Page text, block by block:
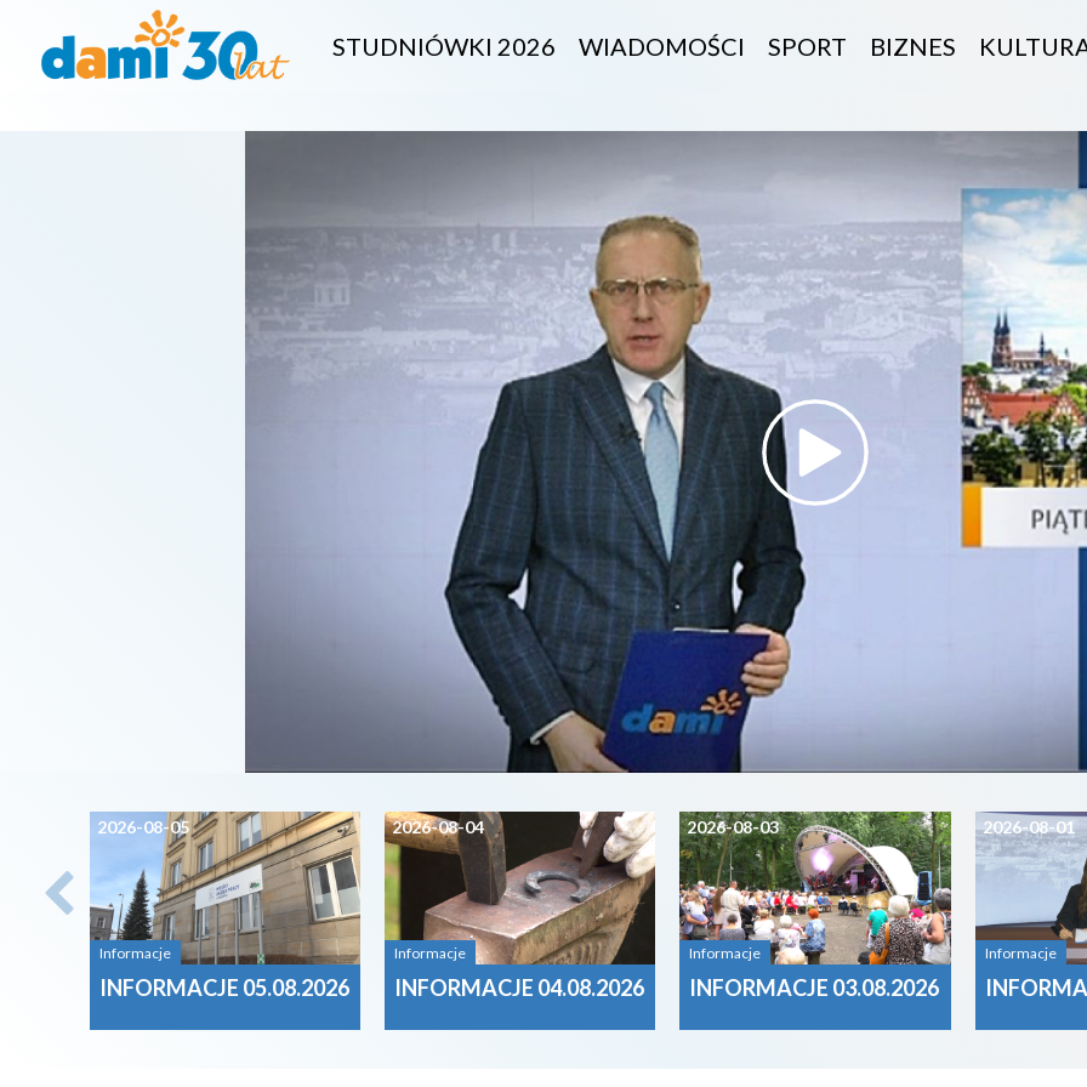
STUDNIÓWKI 2026 WIADOMOŚCI SPORT BIZNES
2026-08-05
Informacje
INFORMACJE 05.08.2026
2026-08-04
Informacje
INFORMACJE 04.08.2026
2026-08-03
Informacje
INFORMACJE 03.08.2026
2026-08-01
Informacje